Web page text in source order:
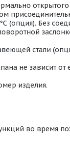
(опция). Без
стали
не зависит от
изделия.
во время